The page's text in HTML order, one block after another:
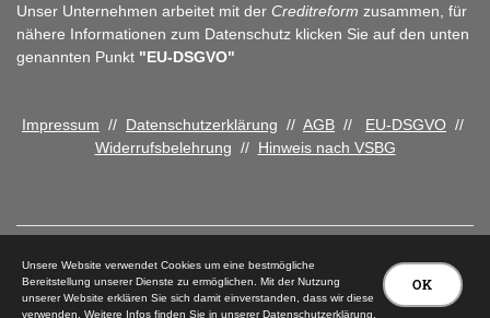
Unser Unternehmen arbeitet mit der Creditreform zusammen, für
nähere Informationen zum Datenschutz klicken Sie auf den unten
genannten Punkt "EU-DSGVO"
Impressum // Datenschutzerklärung // AGB // EU-DSGVO //
Widerrufsbelehrung // Hinweis nach VSBG
© 2026 Tischlerei Peter Carstensen
OK
Unsere Website verwendet Cookies um eine bestmögliche
Bereitstellung unserer Dienste zu ermöglichen. Mit der Nutzung
unserer Website erklären Sie sich damit einverstanden, dass wir diese
verwenden. Weitere Infos finden Sie in unsererDatenschutzerklärung